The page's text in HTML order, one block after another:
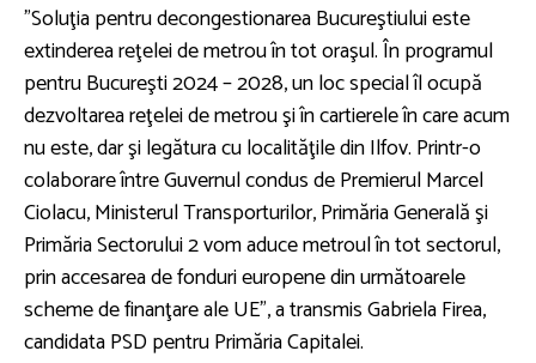
”Soluţia pentru decongestionarea Bucureştiului este
extinderea reţelei de metrou în tot oraşul. În programul
pentru Bucureşti 2024 – 2028, un loc special îl ocupă
dezvoltarea reţelei de metrou şi în cartierele în care acum
nu este, dar şi legătura cu localităţile din Ilfov. Printr-o
colaborare între Guvernul condus de Premierul Marcel
Ciolacu, Ministerul Transporturilor, Primăria Generală şi
Primăria Sectorului 2 vom aduce metroul în tot sectorul,
prin accesarea de fonduri europene din următoarele
scheme de finanţare ale UE”, a transmis Gabriela Firea,
candidata PSD pentru Primăria Capitalei.